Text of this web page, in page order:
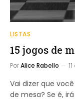
LISTAS
15 jogos de
PorAlice Rabello
Vai dizer que
de mesa? Se é,